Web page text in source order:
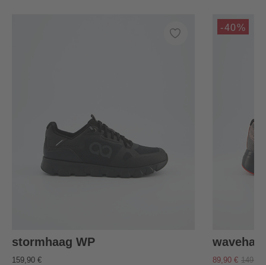
stormhaag WP
159,90 €
-40%
89,90 € 149,90